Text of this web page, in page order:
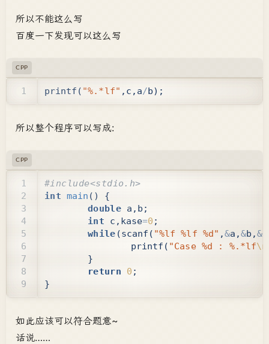
所以不能这么写
百度一下发现可以这么写
CPP
printf ( "%.*lf" , c , a/b);
所以整个程序可以写成:
CPP
4
int main ()
{
double a , b ;
int
c , kase=0 ;
while (scanf ( "%lf %lf %d" ,&a ,&b ,&
printf ( "Case %d : %.*lf\n
}
return
0 ;
}
如此应该可以符合题意~
话说……